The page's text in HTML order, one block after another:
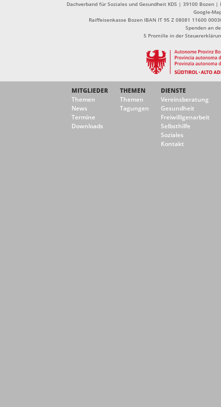
Dachverband für Soziales und Gesundheit KDS | 39100
Google-
Raiffeisenkasse Bozen IBAN IT 95 Z 08081 11600
Spenden an
5 Promille in der
MITGLIEDER
Themen
News
Termine
Downloads
THEMEN
Themen
Tagungen
DIENSTE
Vereinsberatung
Gesundheit
Freiwilligenarbeit
Selbsthilfe
Soziales
Kontakt